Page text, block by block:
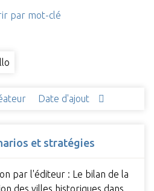
par mot-clé
Date d'ajout
et stratégies
par l'éditeur : Le bilan de la
des villes historiques dans